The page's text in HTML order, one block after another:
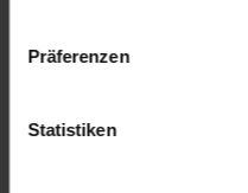
Präferenzen
Statistiken